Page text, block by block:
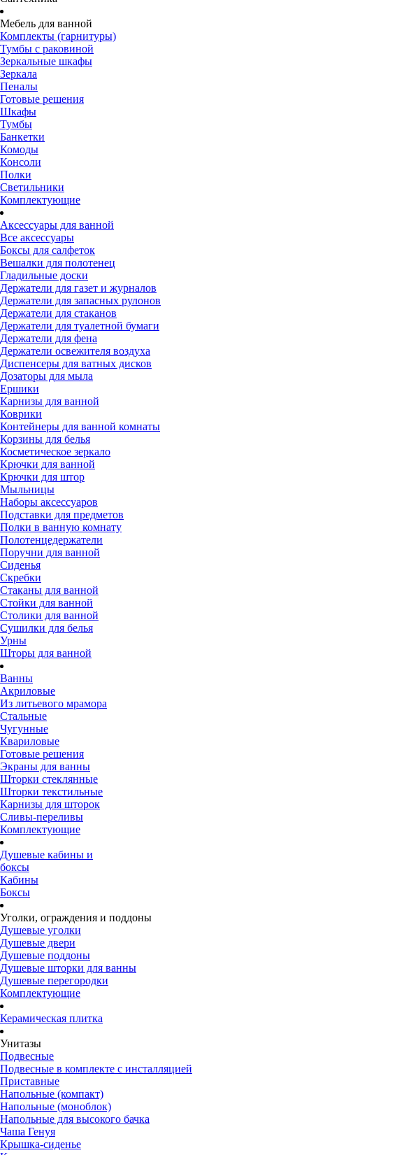
Мебель для ванной
Комплекты (гарнитуры)
Тумбы с раковиной
Зеркальные шкафы
Зеркала
Пеналы
Готовые решения
Шкафы
Тумбы
Банкетки
Комоды
Консоли
Полки
Светильники
Комплектующие
Аксессуары для ванной
Все аксессуары
Боксы для салфеток
Вешалки для полотенец
Гладильные доски
Держатели для газет и журналов
Держатели для запасных рулонов
Держатели для стаканов
Держатели для туалетной бумаги
Держатели для фена
Держатели освежителя воздуха
Диспенсеры для ватных дисков
Дозаторы для мыла
Ершики
Карнизы для ванной
Коврики
Контейнеры для ванной комнаты
Корзины для белья
Косметическое зеркало
Крючки для ванной
Крючки для штор
Мыльницы
Наборы аксессуаров
Подставки для предметов
Полки в ванную комнату
Полотенцедержатели
Поручни для ванной
Сиденья
Скребки
Стаканы для ванной
Стойки для ванной
Столики для ванной
Сушилки для белья
Урны
Шторы для ванной
Ванны
Акриловые
Из литьевого мрамора
Стальные
Чугунные
Квариловые
Готовые решения
Экраны для ванны
Шторки стеклянные
Шторки текстильные
Карнизы для шторок
Сливы-переливы
Комплектующие
Душевые кабины и
боксы
Кабины
Боксы
Уголки, ограждения и поддоны
Душевые уголки
Душевые двери
Душевые поддоны
Душевые шторки для ванны
Душевые перегородки
Комплектующие
Керамическая плитка
Унитазы
Подвесные
Подвесные в комплекте с инсталляцией
Приставные
Напольные (компакт)
Напольные (моноблок)
Напольные для высокого бачка
Чаша Генуя
Крышка-сиденье